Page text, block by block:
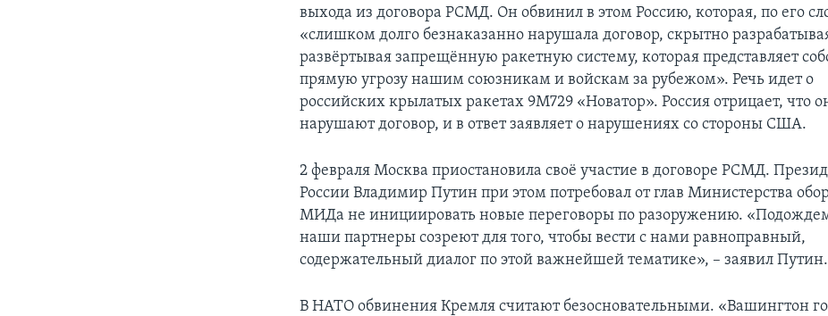
выхода из договора РСМД. Он обвинил в этом Россию, которая, по его
«слишком долго безнаказанно нарушала договор, скрытно
развёртывая запрещённую ракетную систему, которая представляет
прямую угрозу нашим союзникам и войскам за рубежом». Речь идет о
российских крылатых ракетах 9М729 «Новатор». Россия отрицает, что
нарушают договор, и в ответ заявляет о нарушениях со стороны США.
2 февраля Москва приостановила своё участие в договоре РСМД.
России Владимир Путин при этом потребовал от глав Министерства
МИДа не инициировать новые переговоры по разоружению.
наши партнеры созреют для того, чтобы вести с нами равноправный,
содержательный диалог по этой важнейшей тематике», – заявил Путин.
В НАТО обвинения Кремля считают безосновательными. «Вашингтон